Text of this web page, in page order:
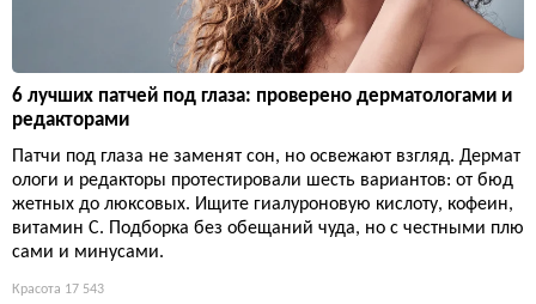
6 лучших патчей под глаза: проверено дерматологами и
редакторами
Патчи под глаза не заменят сон, но освежают взгляд. Дермат
ологи и редакторы протестировали шесть вариантов: от бюд
жетных до люксовых. Ищите гиалуроновую кислоту, кофеин,
витамин С. Подборка без обещаний чуда, но с честными плю
сами и минусами.
Красота 17 543